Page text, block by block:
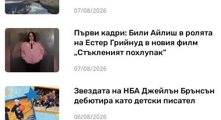
07/08/2026
Първи кадри: Били Айлиш в ролята
на Естер Грийнуд в новия филм
„Стъкленият похлупак“
07/08/2026
Звездата на НБА Джейлън Брънсън
дебютира като детски писател
06/08/2026